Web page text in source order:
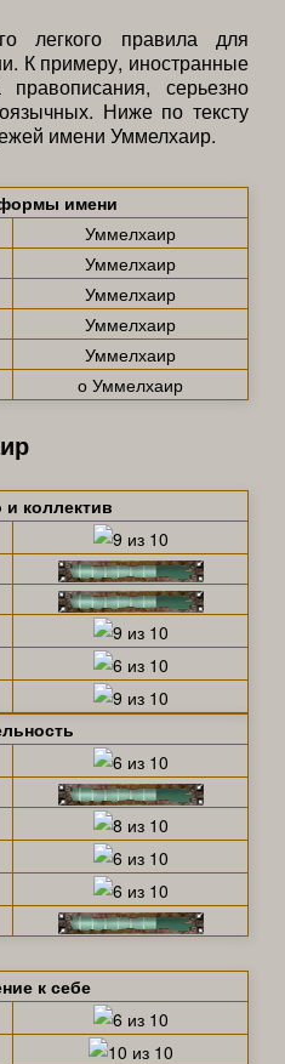
легкого правила для
К примеру, иностранные
серьезно
Ниже по тексту
имени Уммелхаир.
имени
Уммелхаир
Уммелхаир
Уммелхаир
Уммелхаир
Уммелхаир
о Уммелхаир
коллектив
к себе